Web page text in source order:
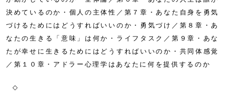
決めているのか・個人の主体性／第７章・あなた自身を勇気
づけるためにはどうすればいいのか・勇気づけ／第８章・あ
なたの生きる「意味」は何か・ライフタスク／第９章・あな
たが幸せに生きるためにはどうすればいいのか・共同体感覚
／第１０章・アドラー心理学はあなたに何を提供するのか
◇